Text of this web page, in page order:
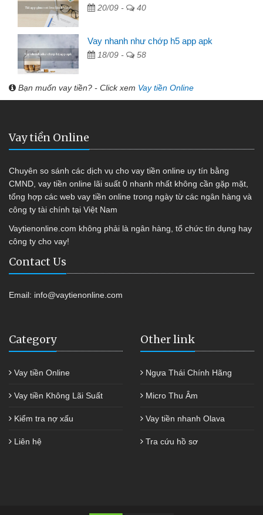
20/09 - 40
Vay nhanh như chớp h5 app apk
18/09 - 58
Bạn muốn vay tiền? - Click xem Vay tiền Online
Vay tiền Online
Chuyên so sánh các dịch vụ cho vay tiền online uy tín bằng
CMND, vay tiền online lãi suất 0 nhanh nhất không cần gặp mặt,
tổng hợp các web vay tiền online trong ngày từ các ngân hàng và
công ty tài chính tại Việt Nam
Vaytienonline.com không phải là ngân hàng, tổ chức tín dụng hay
công ty cho vay!
Contact Us
Email: info@vaytienonline.com
Category
Vay tiền Online
Vay tiền Không Lãi Suất
Kiểm tra nợ xấu
Liên hệ
Other link
Ngựa Thái Chính Hãng
Micro Thu Âm
Vay tiền nhanh Olava
Tra cứu hồ sơ